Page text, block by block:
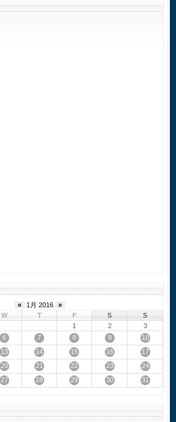
« 1月 2016
»
W T F S
S
1
2
3
6 7 8 9
10
13 14 15 16
17
20 21 22 23
24
27 28 29 30 31